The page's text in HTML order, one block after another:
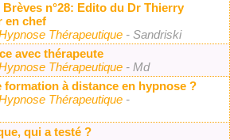
n°28: Edito du Dr Thierry
en chef
Thérapeutique - Sandriski
avec thérapeute
Thérapeutique - Md
formation à distance en hypnose ?
Thérapeutique -
qui a testé ?